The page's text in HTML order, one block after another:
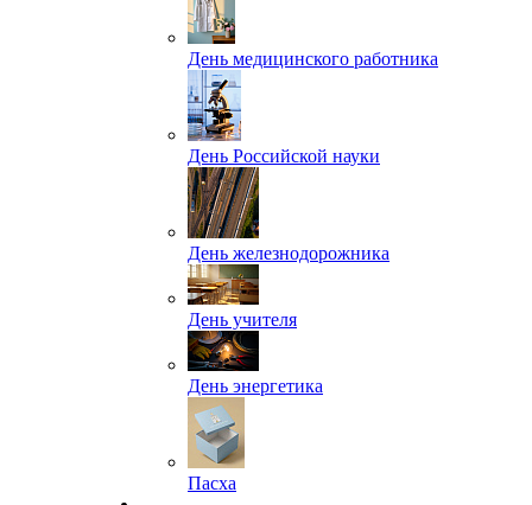
День медицинского работника
День Российской науки
День железнодорожника
День учителя
День энергетика
Пасха